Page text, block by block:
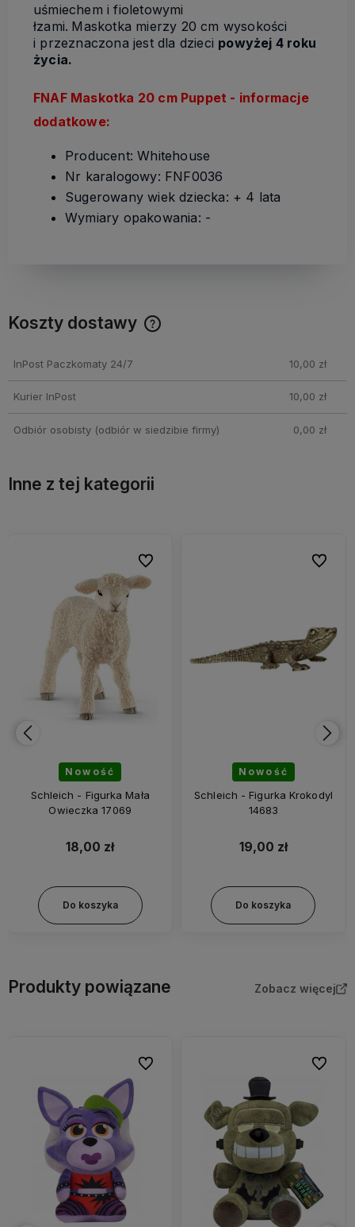
uśmiechem i fioletowymi
łzami. Maskotka mierzy 20 cm wysokości
i przeznaczona jest dla dzieci powyżej 4 roku
życia.
FNAF Maskotka 20 cm Puppet - informacje
dodatkowe:
Producent: Whitehouse
Nr karalogowy: FNF0036
Sugerowany wiek dziecka: + 4 lata
Wymiary opakowania: -
Koszty dostawy
InPost Paczkomaty 24/7 10,00 zł
Kurier InPost 10,00 zł
Odbiór osobisty(odbiór w siedzibie firmy) 0,00 zł
Inne z tej kategorii
Nowość
Schleich - Figurka Mała
Owieczka 17069
18,00 zł
Do koszyka
Do ulubionych
Do ulubionych
Nowość
Schleich - Figurka Krokodyl
14683
19,00 zł
Do koszyka
Do
Do
Produkty powiązane Zobacz więcej
Do ulubionych Do